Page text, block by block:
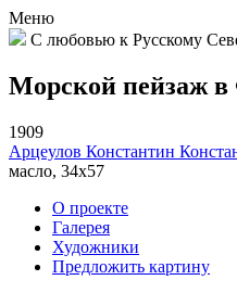
Меню
С любовью к Русскому
Морской пейзаж в
1909
Арцеулов Константин
масло, 34х57
О проекте
Галерея
Художники
Предложить картину